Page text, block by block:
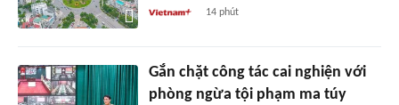
14 phút
Gắn chặt công tác cai nghiện với
phòng ngừa tội phạm ma túy